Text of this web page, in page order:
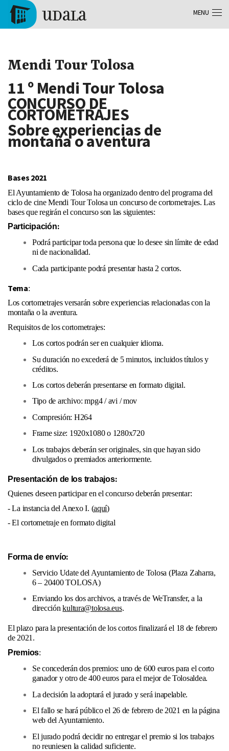
Aller au contenu principal
Mendi Tour Tolosa
11 ºMendi Tour Tolosa
CONCURSO DE
CORTOMETRAJES
Sobre experiencias de
montaña o aventura
Bases 2021
El Ayuntamiento de Tolosa ha organizado dentro del programa del
ciclo de cine Mendi Tour Tolosa un concurso de cortometrajes. Las
bases que regirán el concurso son las siguientes:
Participación:
Podrá participar toda persona que lo desee sin límite de edad
ni de nacionalidad.
Cada participante podrá presentar hasta 2 cortos.
Tema:
Los cortometrajes versarán sobre experiencias relacionadas con la
montaña o la aventura.
Requisitos de los cortometrajes:
Los cortos podrán ser en cualquier idioma.
Su duración no excederá de 5 minutos, incluidos títulos y
créditos.
Los cortos deberán presentarse en formato digital.
Tipo de archivo: mpg4 / avi / mov
Compresión: H264
Frame size: 1920x1080 o 1280x720
Los trabajos deberán ser originales, sin que hayan sido
divulgados o premiados anteriormente.
Presentación de los trabajos:
Quienes deseen participar en el concurso deberán presentar:
- La instancia del Anexo I. (aquí)
- El cortometraje en formato digital
Forma de envío:
Servicio Udate del Ayuntamiento de Tolosa (Plaza Zaharra,
6 – 20400 TOLOSA)
Enviando los dos archivos, a través de WeTransfer, a la
direcciónkultura@tolosa.eus.
El plazo para la presentación de los cortos finalizará el 18 de febrero
de 2021.
Premios:
Se concederán dos premios: uno de 600 euros para el corto
ganador y otro de 400 euros para el mejor de Tolosaldea.
La decisión la adoptará el jurado y será inapelable.
El fallo se hará público el 26 de febrero de 2021 en la página
web del Ayuntamiento.
El jurado podrá decidir no entregar el premio si los trabajos
no reuniesen la calidad suficiente.
MENU